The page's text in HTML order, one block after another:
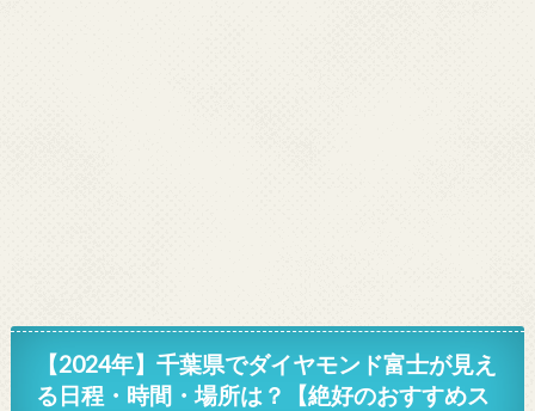
【2024年】千葉県でダイヤモンド富士が見え
る日程・時間・場所は？【絶好のおすすめス